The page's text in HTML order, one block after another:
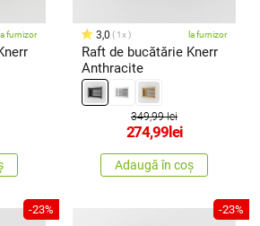
la furnizor 3,0 1x la furnizor
Raft de bucătărie Knerr
Anthracite
349,99 lei
274,99 lei
Adaugă în coș
-23% -23%